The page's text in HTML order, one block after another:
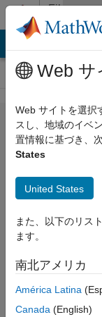
コンテンツへスキップ
File
Exchange
Japanese version
repository Mass-
systems"
https://
Web サ
Web サイトを選択
スし、地域のイベ
置情報に基づき、
States
United States
また、以下のリス
ます。
南北アメリカ
América Latina
Canada (English)